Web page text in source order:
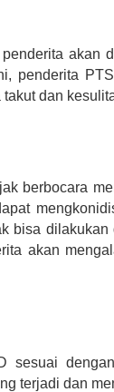
akan
penderita
dan
berbocara
bisa
akan
sesuai
terjadi dan